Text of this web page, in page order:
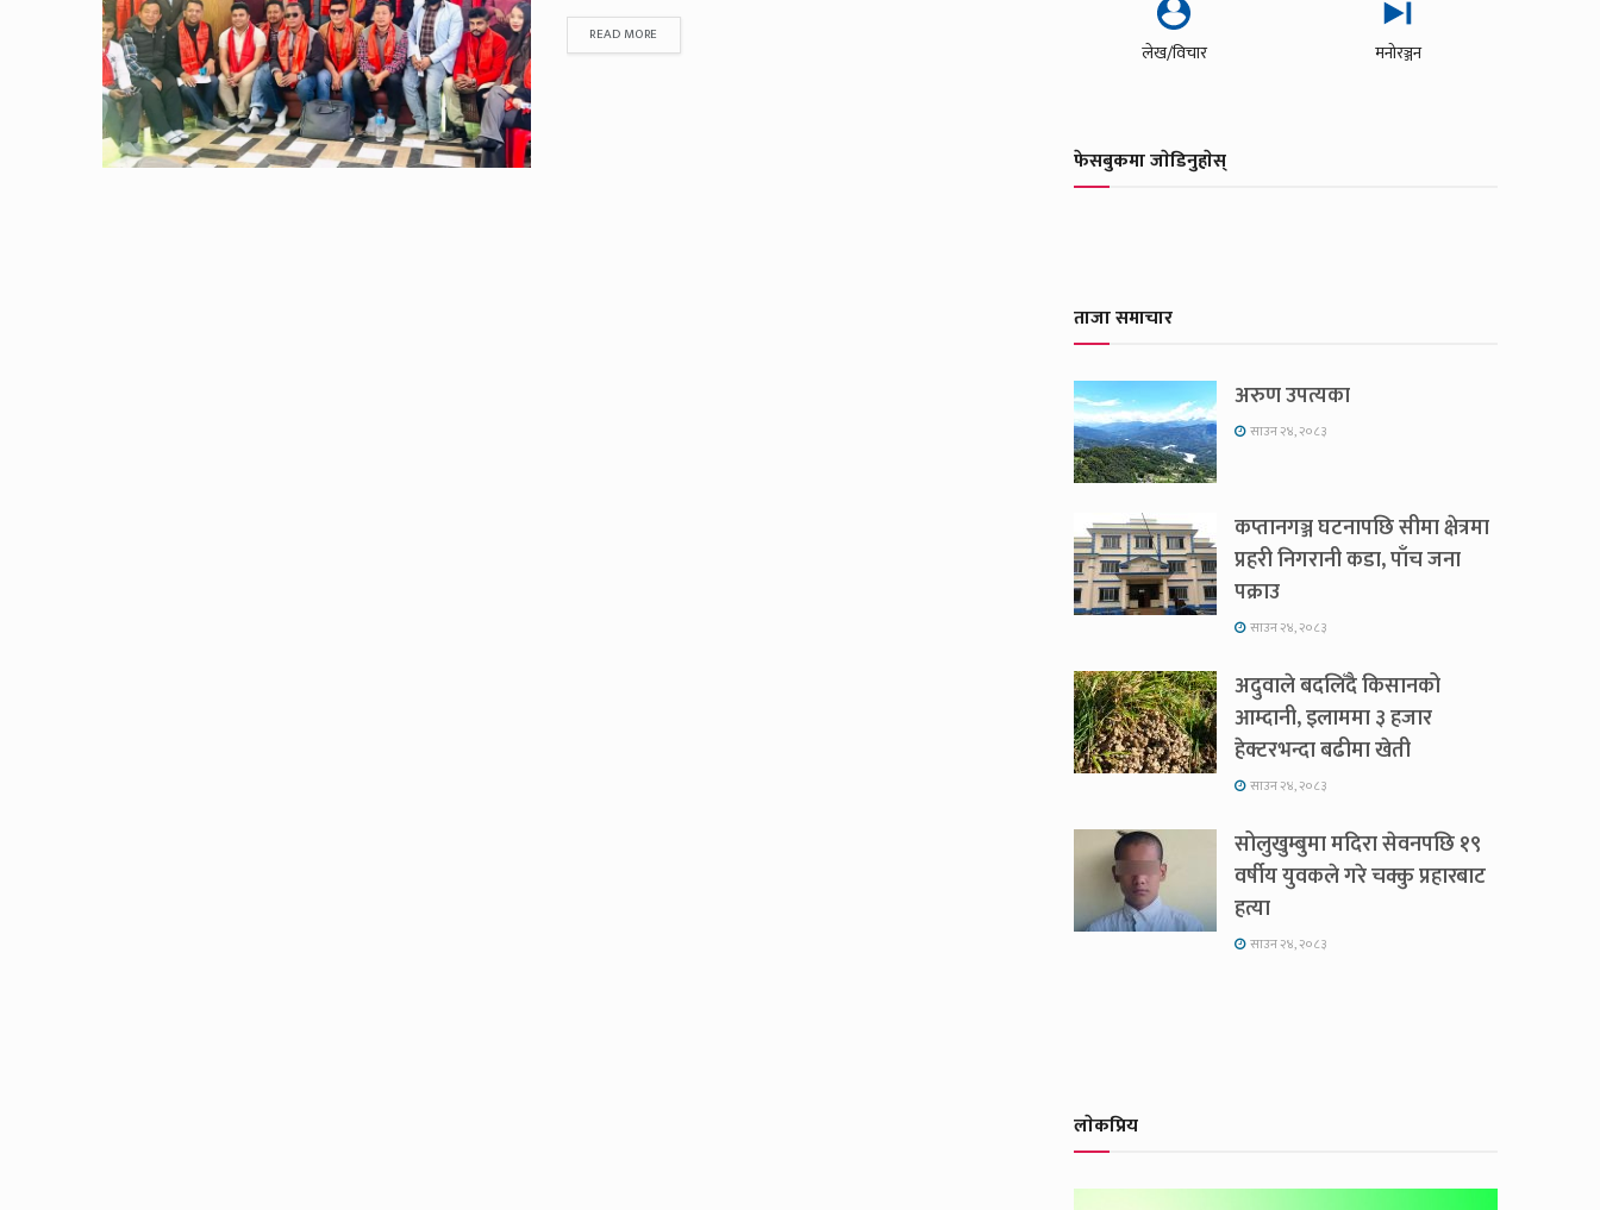
READ MORE
लेख/विचार मनोरञ्जन
फेसबुकमा जाेडिनुहाेस्
ताजा समाचार
अरुण उपत्यका
साउन २४, २०८३
कप्तानगञ्ज घटनापछि सीमा क्षेत्रमा
प्रहरी निगरानी कडा, पाँच जना
पक्राउ
साउन २४, २०८३
अदुवाले बदलिँदै किसानको
आम्दानी, इलाममा ३ हजार
हेक्टरभन्दा बढीमा खेती
साउन २४, २०८३
सोलुखुम्बुमा मदिरा सेवनपछि १९
वर्षीय युवकले गरे चक्कु प्रहारबाट
हत्या
साउन २४, २०८३
लाेकप्रिय